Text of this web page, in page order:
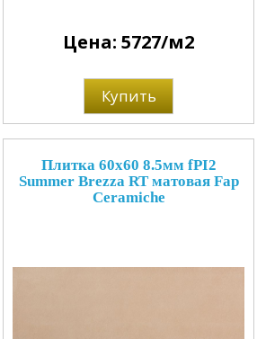
Цена: 5727/м2
Купить
Плитка 60x60 8.5мм fPI2
Summer Brezza RT матовая Fap
Ceramiche